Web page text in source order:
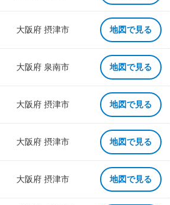
大阪府 摂津市 地図で見る
大阪府 泉南市 地図で見る
大阪府 摂津市 地図で見る
大阪府 摂津市 地図で見る
大阪府 摂津市 地図で見る